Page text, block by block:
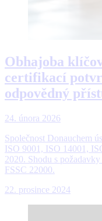
Obhajoba
certifikací
odpovědný
24. února 2026
Společnost Donauchem
ISO 9001, ISO 14001,
2020. Shodu s
FSSC 22000.
22. prosince 2024